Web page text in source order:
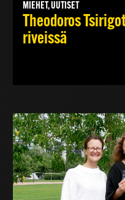
MIEHET, UUTISET
Theodoros
riveissä